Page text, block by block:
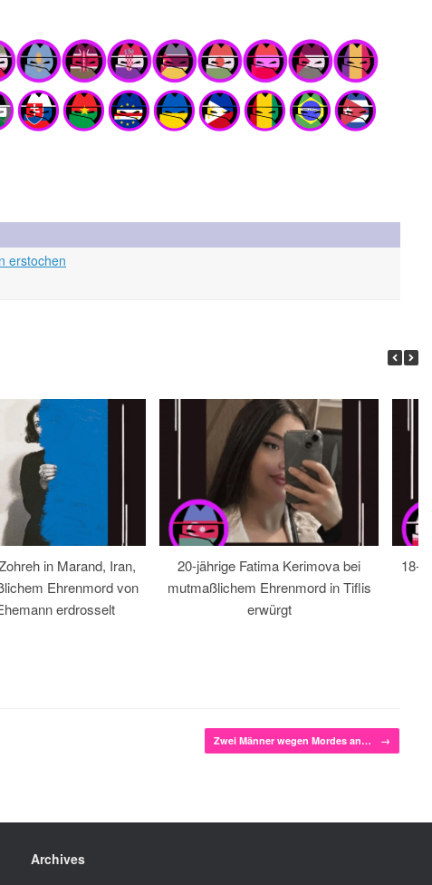
erstochen
in Marand, Iran,
Ehrenmord von
erdrosselt
20-jährige Fatima Kerimova bei
mutmaßlichem Ehrenmord in Tiflis
erwürgt
18-
Zwei Männer wegen Mordes an… →
Archives